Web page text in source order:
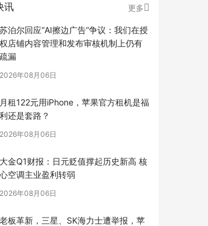
讯 更多
苏泊尔回应“AI擦边广告”争议：我们在授
权店铺内容管理和发布审核机制上仍有
疏漏
2026年08月06日
月租122元用iPhone，苹果官方租机是福
利还是套路？
2026年08月06日
大金Q1财报：日元贬值撑起历史新高 核
心空调主业盈利转弱
2026年08月06日
老板革新，三星、SK海力士遭举报，苹